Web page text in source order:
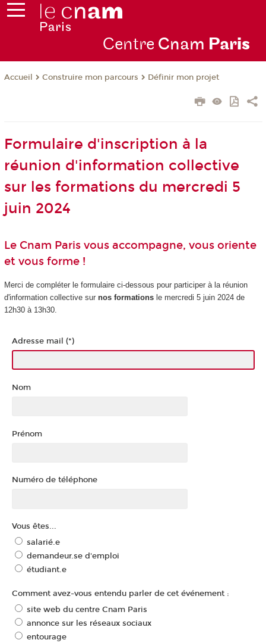
Centre Cnam Paris
Accueil Construire mon parcours Définir mon projet
Formulaire d'inscription à la
réunion d'information collective
sur les formations du mercredi 5
juin 2024
Le Cnam Paris vous accompagne, vous oriente
et vous forme !
Merci de compléter le formulaire ci-dessous pour participer à la réunion
d'information collective sur nos formationsle mercredi 5 juin 2024 de
12h30 à 13h30.
Adresse mail (*)
Nom
Prénom
Numéro de téléphone
Vous êtes...
salarié.e
demandeur.se d'emploi
étudiant.e
Comment avez-vous entendu parler de cet événement :
site web du centre Cnam Paris
annonce sur les réseaux sociaux
entourage